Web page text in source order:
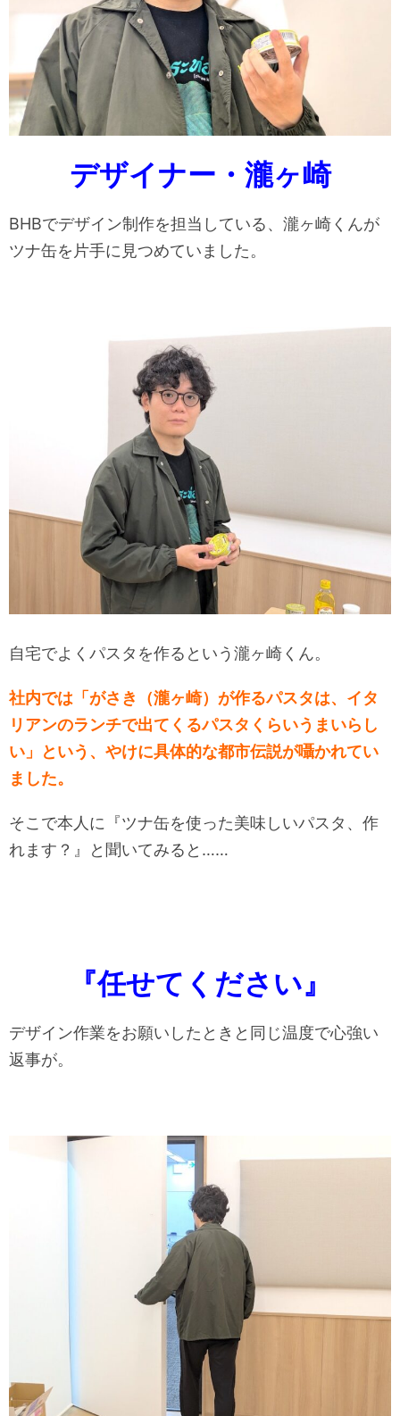
デザイナー・瀧ヶ崎
BHBでデザイン制作を担当している、瀧ヶ崎くんが
ツナ缶を片手に見つめていました。
自宅でよくパスタを作るという瀧ヶ崎くん。
社内では「がさき（瀧ヶ崎）が作るパスタは、イタ
リアンのランチで出てくるパスタくらいうまいらし
い」という、やけに具体的な都市伝説が囁かれてい
ました。
そこで本人に『ツナ缶を使った美味しいパスタ、作
れます？』と聞いてみると……
『任せてください』
デザイン作業をお願いしたときと同じ温度で心強い
返事が。